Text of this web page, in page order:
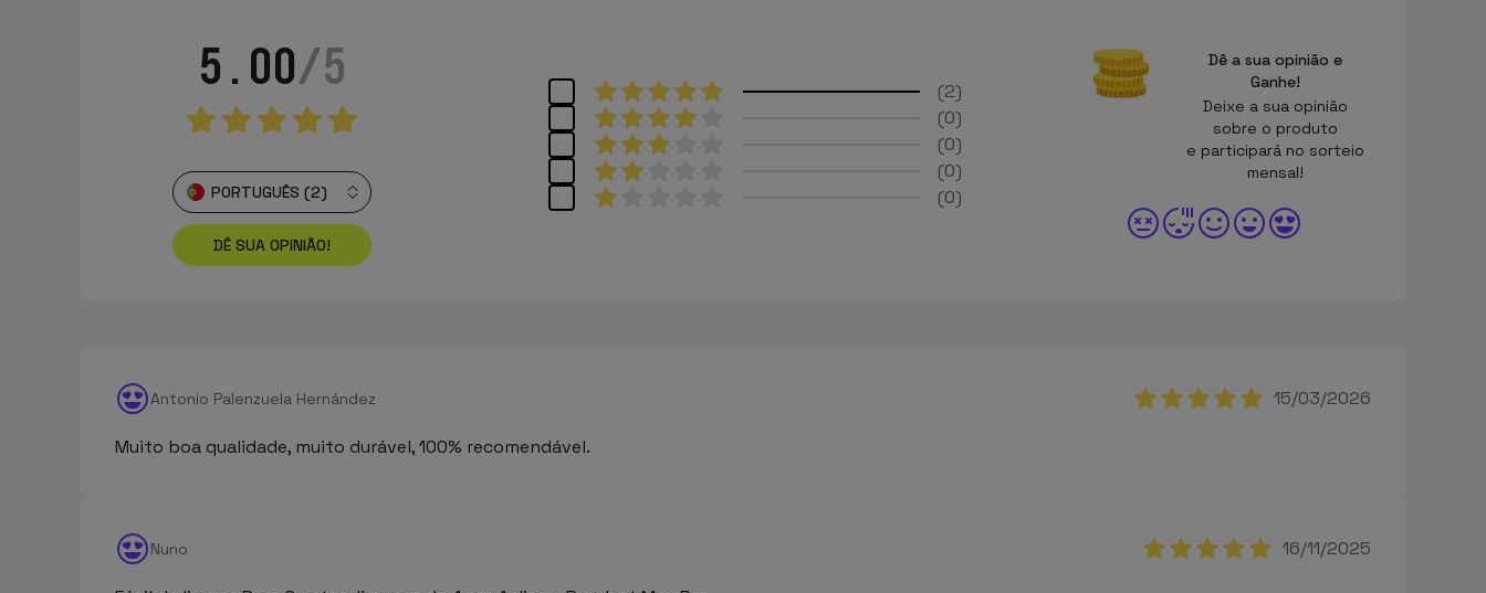
2
0
0
0
0
5.00/5
DÊ SUA OPINIÃO!
PORTUGUÊS (2)
Dê a sua opinião e
Ganhe!
Deixe a sua opinião
sobre o produto
e participará no sorteio
mensal!
Antonio Palenzuela Hernández 15/03/2026
Muito boa qualidade, muito durável, 100% recomendável.
Nuno 16/11/2025